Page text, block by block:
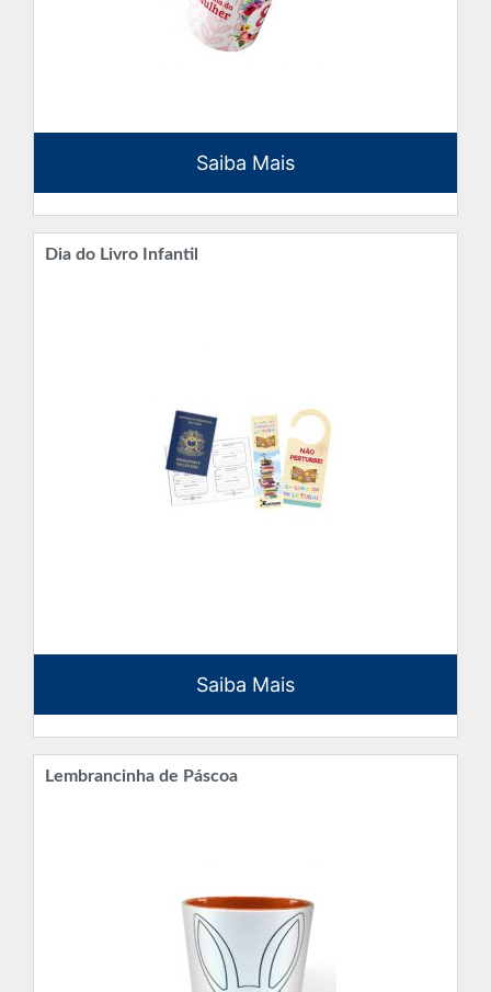
Saiba Mais
Dia do Livro Infantil
Saiba Mais
Lembrancinha de Páscoa